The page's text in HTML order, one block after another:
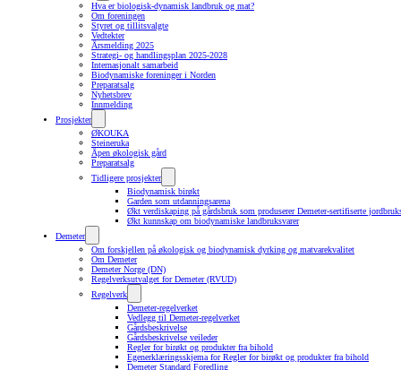
Hva er biologisk-dynamisk landbruk og mat?
Om foreningen
Styret og tillitsvalgte
Vedtekter
Årsmelding 2025
Strategi- og handlingsplan 2025-2028
Internasjonalt samarbeid
Biodynamiske foreninger i Norden
Preparatsalg
Nyhetsbrev
Innmelding
Prosjekter
ØKOUKA
Steineruka
Åpen økologisk gård
Preparatsalg
Tidligere prosjekter
Biodynamisk birøkt
Garden som utdanningsarena
Økt verdiskaping på gårdsbruk som produserer Demeter-sertifiserte
Økt kunnskap om biodynamiske landbruksvarer
Demeter
Om forskjellen på økologisk og biodynamisk dyrking og matvarekvalitet
Om Demeter
Demeter Norge (DN)
Regelverksutvalget for Demeter (RVUD)
Regelverk
Demeter-regelverket
Vedlegg til Demeter-regelverket
Gårdsbeskrivelse
Gårdsbeskrivelse veileder
Regler for birøkt og produkter fra bihold
Egenerklæringsskjema for Regler for birøkt og produkter fra bihold
Demeter Standard Foredling